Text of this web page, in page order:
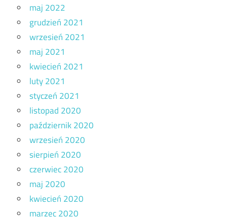
maj 2022
grudzień 2021
wrzesień 2021
maj 2021
kwiecień 2021
luty 2021
styczeń 2021
listopad 2020
październik 2020
wrzesień 2020
sierpień 2020
czerwiec 2020
maj 2020
kwiecień 2020
marzec 2020